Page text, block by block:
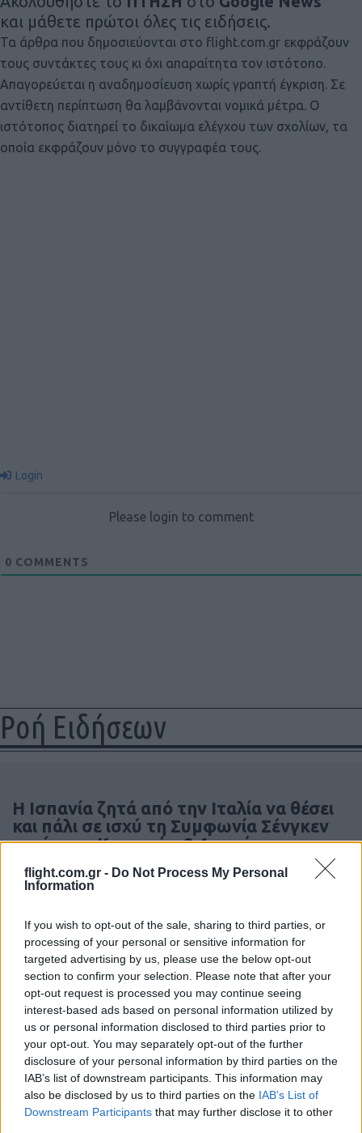
flight.com.gr - Do Not Process My Personal
Information
If you wish to opt-out of the sale, sharing to third parties, or
processing of your personal or sensitive information for
targeted advertising by us, please use the below opt-out
section to confirm your selection. Please note that after your
opt-out request is processed you may continue seeing
interest-based ads based on personal information utilized by
us or personal information disclosed to third parties prior to
your opt-out. You may separately opt-out of the further
disclosure of your personal information by third parties on the
IAB’s list of downstream participants. This information may
also be disclosed by us to third parties on the IAB’s List of
Downstream Participants that may further disclose it to other
Ροή Ειδήσεων
Η Ισπανία ζητά από την Ιταλία να θέσει
και πάλι σε ισχύ τη Συμφωνία Σένγκεν
εντός της Κυριακής, 9 Αυγούστου
17:34
Γαλλία-Ινδία: Τελική πρόταση για τη
διακρατική συμφωνία των 114 Rafale
Ο Πούτιν κάνει ανασχηματισμό των
Στρατηγών του λόγω Ουκρανίας
και μάθετε πρώτοι όλες τις ειδήσεις.
Τα άρθρα που δημοσιεύονται στο flight.com.gr εκφράζουν
τους συντάκτες τους κι όχι απαραίτητα τον ιστότοπο.
Απαγορεύεται η αναδημοσίευση χωρίς γραπτή έγκριση. Σε
αντίθετη περίπτωση θα λαμβάνονται νομικά μέτρα. Ο
ιστότοπος διατηρεί το δικαίωμα ελέγχου των σχολίων, τα
οποία εκφράζουν μόνο το συγγραφέα τους.
Login
Please login to comment
0 COMMENTS